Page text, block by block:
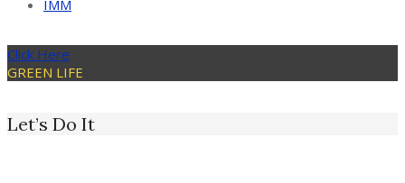
IMM
Click Here
GREEN LIFE
Let’s Do It